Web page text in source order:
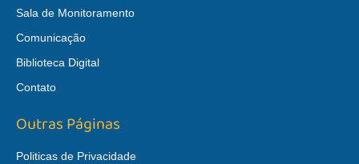
Sala de Monitoramento
Comunicação
Biblioteca Digital
Contato
Outras Páginas
Politicas de Privacidade